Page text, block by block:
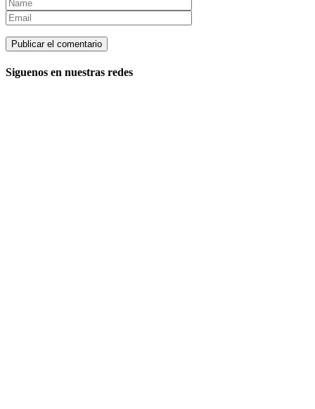
Siguenos en nuestras redes